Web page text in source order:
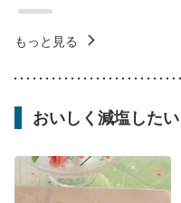
もっと見る
おいしく減塩したい